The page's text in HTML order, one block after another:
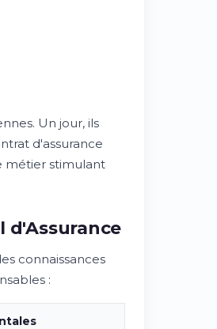
Un jour, ils
d'assurance
métier stimulant
d'Assurance
connaissances
: